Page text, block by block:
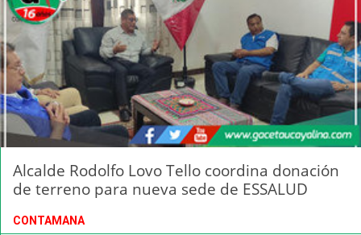
Alcalde Rodolfo Lovo Tello coordina donación
de terreno para nueva sede de ESSALUD
CONTAMANA